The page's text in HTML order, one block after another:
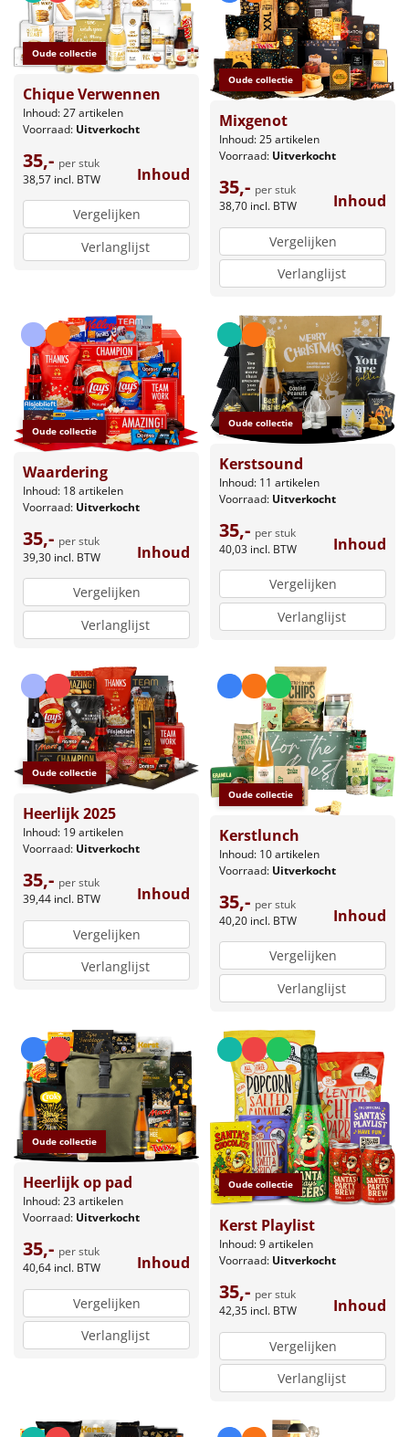
Oude collectie
Chique Verwennen
Inhoud: 27 artikelen
Voorraad: Uitverkocht
35,- per stuk
38,57 incl. BTW Inhoud
Vergelijken
Verlanglijst
Oude collectie
Mixgenot
Inhoud: 25 artikelen
Voorraad: Uitverkocht
35,- per stuk
38,70 incl. BTW Inhoud
Vergelijken
Verlanglijst
Oude collectie
Waardering
Inhoud: 18 artikelen
Voorraad: Uitverkocht
35,- per stuk
39,30 incl. BTW Inhoud
Vergelijken
Verlanglijst
Oude collectie
Kerstsound
Inhoud: 11 artikelen
Voorraad: Uitverkocht
35,- per stuk
40,03 incl. BTW Inhoud
Vergelijken
Verlanglijst
Oude collectie
Heerlijk 2025
Inhoud: 19 artikelen
Voorraad: Uitverkocht
35,- per stuk
39,44 incl. BTW Inhoud
Vergelijken
Verlanglijst
Oude collectie
Kerstlunch
Inhoud: 10 artikelen
Voorraad: Uitverkocht
35,- per stuk
40,20 incl. BTW Inhoud
Vergelijken
Verlanglijst
Oude collectie
Heerlijk op pad
Inhoud: 23 artikelen
Voorraad: Uitverkocht
35,- per stuk
40,64 incl. BTW Inhoud
Vergelijken
Verlanglijst
Oude collectie
Kerst Playlist
Inhoud: 9 artikelen
Voorraad: Uitverkocht
35,- per stuk
42,35 incl. BTW Inhoud
Vergelijken
Verlanglijst